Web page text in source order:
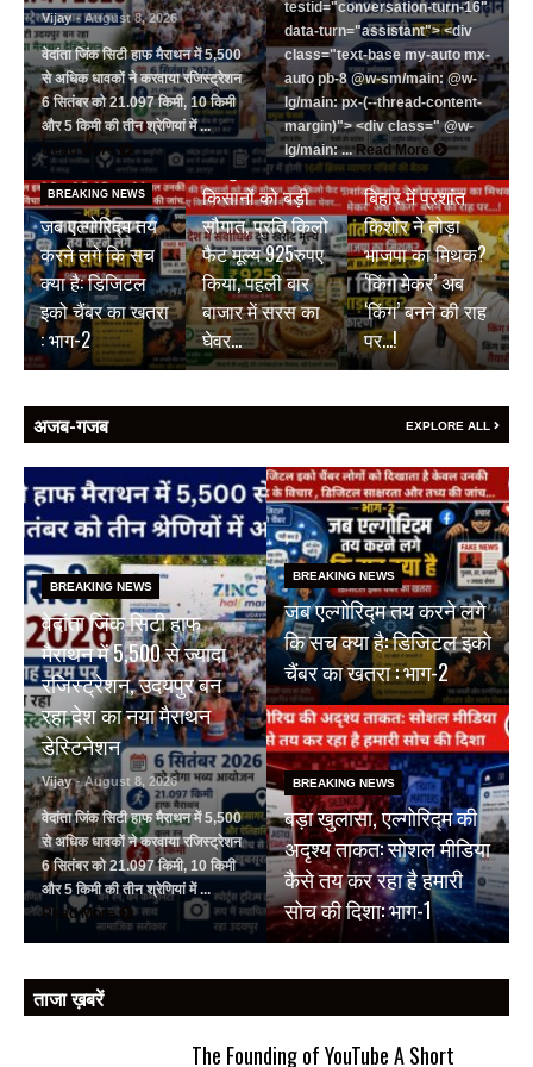
Vijay - August 8, 2026
वेदांता जिंक सिटी हाफ मैराथन में 5,500
से अधिक धावकों ने करवाया रजिस्ट्रेशन
6 सितंबर को 21.097 किमी, 10 किमी
और 5 किमी की तीन श्रेणियां में ...
Read More
testid="conversation-turn-16"
data-turn="assistant"> <div
class="text-base my-auto mx-
auto pb-8 @w-sm/main: @w-
lg/main: px-(--thread-content-
margin)"> <div class=" @w-
lg/main: ... Read More
BREAKING NEWS
जब एल्गोरिद्म तय
करने लगे कि सच
क्या है: डिजिटल
इको चैंबर का खतरा
: भाग-2
BREAKING NEWS
जयपुर डेयरी की
किसानों को बड़ी
सौगात, प्रति किलो
फैट मूल्य 925रुपए
किया, पहली बार
बाजार में सरस का
घेवर…
BREAKING NEWS
बिहार में प्रशांत
किशोर ने तोड़ा
भाजपा का मिथक?
‘किंग मेकर’ अब
‘किंग’ बनने की राह
पर…!
अजब-गजब EXPLORE ALL
BREAKING NEWS
वेदांता जिंक सिटी हाफ
मैराथन में 5,500 से ज्यादा
रजिस्ट्रेशन, उदयपुर बन
रहा देश का नया मैराथन
डेस्टिनेशन
Vijay - August 8, 2026
वेदांता जिंक सिटी हाफ मैराथन में 5,500
से अधिक धावकों ने करवाया रजिस्ट्रेशन
6 सितंबर को 21.097 किमी, 10 किमी
और 5 किमी की तीन श्रेणियां में ...
Read More
BREAKING NEWS
जब एल्गोरिद्म तय करने लगे
कि सच क्या है: डिजिटल इको
चैंबर का खतरा : भाग-2
BREAKING NEWS
बड़ा खुलासा, एल्गोरिद्म की
अदृश्य ताकत: सोशल मीडिया
कैसे तय कर रहा है हमारी
सोच की दिशा: भाग-1
ताजा ख़बरें
The Founding of YouTube A Short